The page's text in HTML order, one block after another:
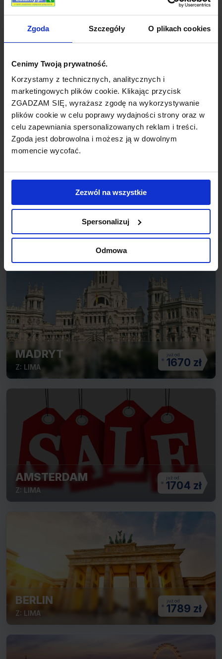
Zgoda Szczegóły O plikach cookies
Cenimy Twoją prywatność.
Korzystamy z technicznych, analitycznych i
marketingowych plików cookie. Klikając przycisk
ZGADZAM SIĘ, wyrażasz zgodę na wykorzystywanie
plików cookie w celu poprawy wydajności strony oraz w
celu zapewniania spersonalizowanych reklam i treści.
Zgoda jest dobrowolna i możesz ją w dowolnym
momencie wycofać.
Zezwól na wszystkie
Spersonalizuj
Odmowa
QUITO
488 zł
SANTA CRUZ
683 zł
MADRYT
Z: LIMA 1670 zł
AMSTERDAM
Z: LIMA 1704 zł
BERLIN
Z: LIMA 1789 zł